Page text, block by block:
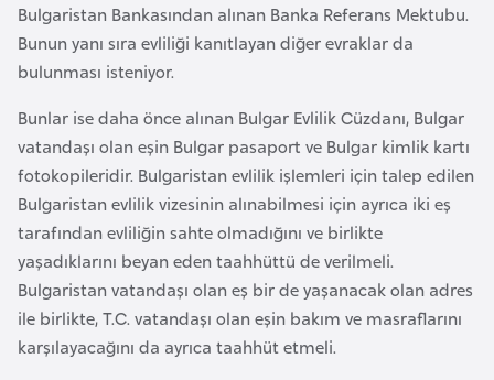
Bulgaristan Bankasından alınan Banka Referans Mektubu.
Bunun yanı sıra evliliği kanıtlayan diğer evraklar da
bulunması isteniyor.
Bunlar ise daha önce alınan Bulgar Evlilik Cüzdanı, Bulgar
vatandaşı olan eşin Bulgar pasaport ve Bulgar kimlik kartı
fotokopileridir. Bulgaristan evlilik işlemleri için talep edilen
Bulgaristan evlilik vizesinin alınabilmesi için ayrıca iki eş
tarafından evliliğin sahte olmadığını ve birlikte
yaşadıklarını beyan eden taahhüttü de verilmeli.
Bulgaristan vatandaşı olan eş bir de yaşanacak olan adres
ile birlikte, T.C. vatandaşı olan eşin bakım ve masraflarını
karşılayacağını da ayrıca taahhüt etmeli.
B
o
s
n
a
H
e
r
s
e
k